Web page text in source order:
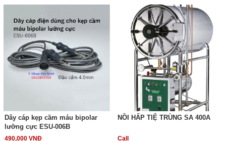
Dây cáp kẹp cầm máu bipolar
lưỡng cực ESU-006B
490,000 VNĐ
NỒI HẤP TIỆ TRÙNG SA 400A
Call